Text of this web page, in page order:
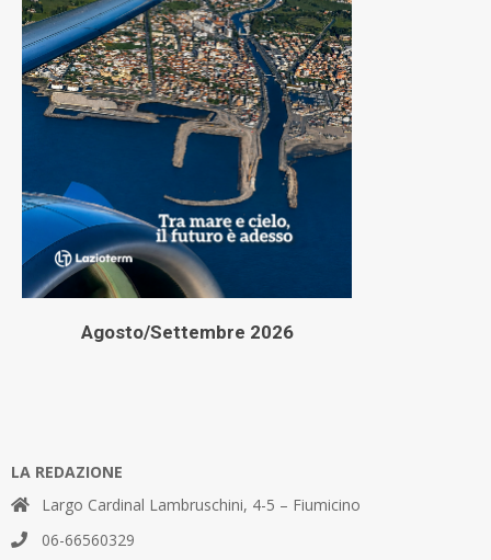
Agosto/Settembre 2026
LA REDAZIONE
Largo Cardinal Lambruschini, 4-5 – Fiumicino
06-66560329